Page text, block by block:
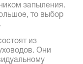
запыления.
то выбор
из
Они